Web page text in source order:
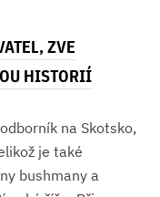
ZVE
HISTORIÍ
na Skotsko,
je také
bushmany a